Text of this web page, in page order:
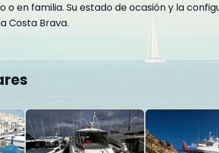
en familia. Su estado de ocasión y la
Costa Brava.